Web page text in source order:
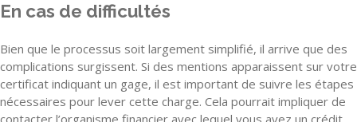
En cas de difficultés
Bien que le processus soit largement simplifié, il arrive que des
complications surgissent. Si des mentions apparaissent sur votre
certificat indiquant un gage, il est important de suivre les étapes
nécessaires pour lever cette charge. Cela pourrait impliquer de
contacter l’organisme financier avec lequel vous avez un crédit